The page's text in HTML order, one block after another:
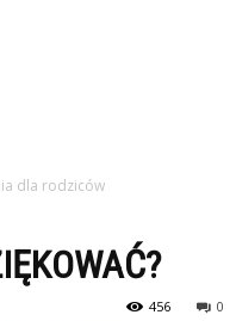
dla rodziców
0
456